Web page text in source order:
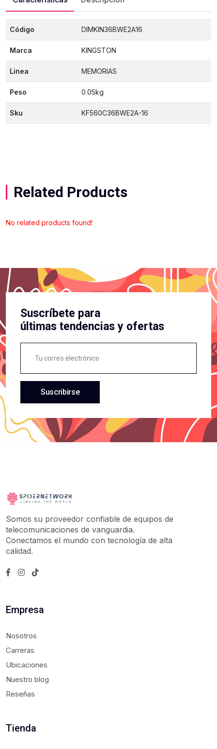
Código DIMKIN36BWE2A16
Marca KINGSTON
Linea MEMORIAS
Peso 0.05kg
Sku KF560C36BWE2A-16
Related Products
No related products found!
Suscríbete para
últimas tendencias y ofertas
Suscribirse
Somos su proveedor confiable de equipos de
telecomunicaciones de vanguardia.
Conectamos el mundo con tecnología de alta
calidad.
Empresa
Nosotros
Carreras
Ubicaciones
Nuestro blog
Reseñas
Tienda